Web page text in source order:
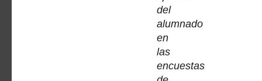
del
alumnado
en
las
encuestas